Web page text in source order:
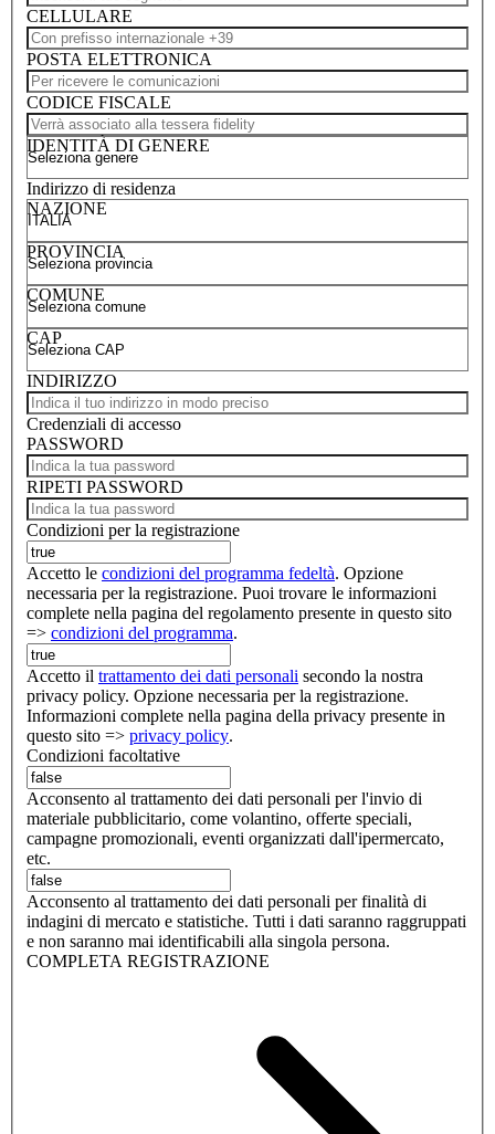
CELLULARE
POSTA ELETTRONICA
CODICE FISCALE
IDENTITÀ DI GENERE
Indirizzo di residenza
NAZIONE
PROVINCIA
COMUNE
CAP
INDIRIZZO
Credenziali di accesso
PASSWORD
RIPETI PASSWORD
Condizioni per la registrazione
Accetto le condizioni del programma fedeltà. Opzione
necessaria per la registrazione. Puoi trovare le informazioni
complete nella pagina del regolamento presente in questo sito
=> condizioni del programma.
Accetto il trattamento dei dati personali secondo la nostra
privacy policy. Opzione necessaria per la registrazione.
Informazioni complete nella pagina della privacy presente in
questo sito => privacy policy.
Condizioni facoltative
Acconsento al trattamento dei dati personali per l'invio di
materiale pubblicitario, come volantino, offerte speciali,
campagne promozionali, eventi organizzati dall'ipermercato,
etc.
Acconsento al trattamento dei dati personali per finalità di
indagini di mercato e statistiche. Tutti i dati saranno raggruppati
e non saranno mai identificabili alla singola persona.
COMPLETA REGISTRAZIONE